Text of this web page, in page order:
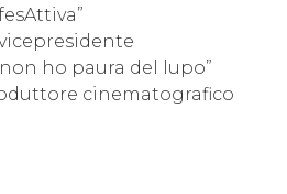
ho paura del lupo”
cinematografico